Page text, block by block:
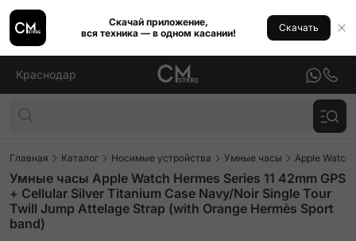
Скачай приложение,
вся техника — в одном касании!
Скачать
Краснодар
Главная Каталог Носимые устройства Умные часы Apple Watch
Умные часы Apple Watch Hermes Series 11 42mm GPS
+ Cellular Silver Titanium Case Navy/Noir Single Tour
Twill Jump Attelage Strap (with Orange Hermès Sport
band)